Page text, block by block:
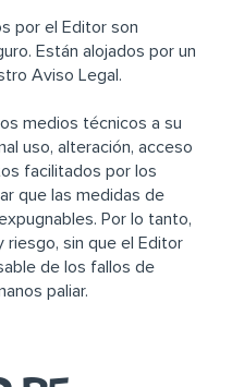
por el Editor son
Están alojados por un
Aviso Legal.
medios técnicos a su
uso, alteración, acceso
facilitados por los
que las medidas de
Por lo tanto,
riesgo, sin que el Editor
de los fallos de
paliar.